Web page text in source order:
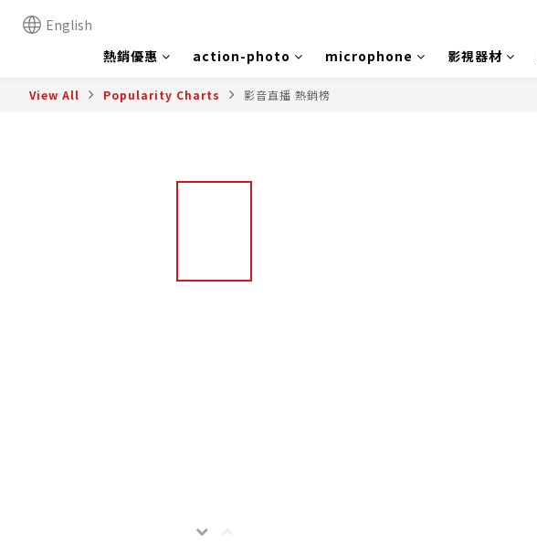
English
熱銷優惠
action-photo microphone 影視器材
View All Popularity Charts 影音直播 熱銷榜